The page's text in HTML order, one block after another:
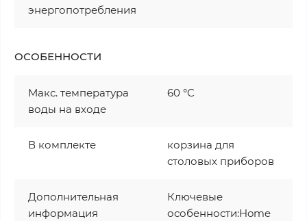
энергопотребления
ОСОБЕННОСТИ
Макс. температура
воды на входе
60 °C
В комплекте
корзина для
столовых приборов
Дополнительная
информация
Ключевые
особенности:Home